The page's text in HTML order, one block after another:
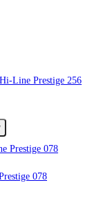
Line Prestige 256
078